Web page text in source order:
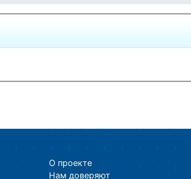
О проекте
Нам доверяют